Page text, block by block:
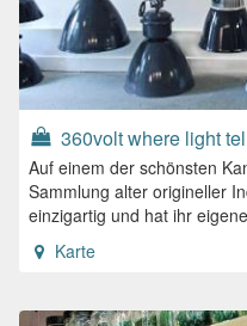
360volt where light
Auf einem der schönsten
Sammlung alter origineller
einzigartig und hat ihr
Karte